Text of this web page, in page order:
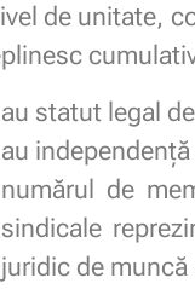
de unitate,
au statut legal
au
numărul de
sindicale
juridic de